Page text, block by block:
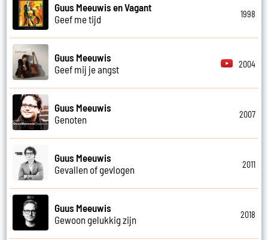
Guus Meeuwis en Vagant
Geef me tijd
1998
Guus Meeuwis
Geef mij je angst
2004
Guus Meeuwis
Genoten
2007
Guus Meeuwis
Gevallen of gevlogen
2011
Guus Meeuwis
Gewoon gelukkig zijn
2018